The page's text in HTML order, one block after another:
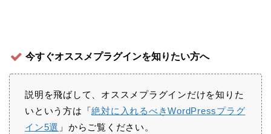
今すぐオススメプラグインを知りたい方へ
説明を飛ばして、オススメプラグインだけを知りた
いという方は「絶対に入れるべきWordPressプラグ
イン5選 」からご覧ください。